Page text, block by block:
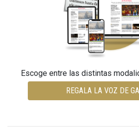
Escoge entre las distintas
REGALA LA VOZ DE